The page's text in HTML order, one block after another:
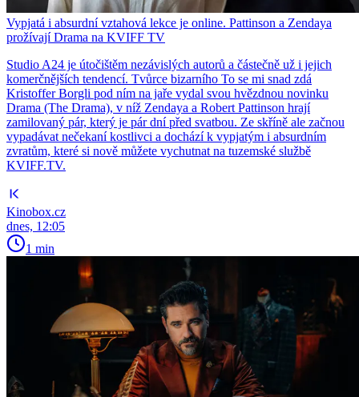
Vypjatá i absurdní vztahová lekce je online. Pattinson a Zendaya
prožívají Drama na KVIFF TV
Studio A24 je útočištěm nezávislých autorů a částečně už i jejich
komerčnějších tendencí. Tvůrce bizarního To se mi snad zdá
Kristoffer Borgli pod ním na jaře vydal svou hvězdnou novinku
Drama (The Drama), v níž Zendaya a Robert Pattinson hrají
zamilovaný pár, který je pár dní před svatbou. Ze skříně ale začnou
vypadávat nečekaní kostlivci a dochází k vypjatým i absurdním
zvratům, které si nově můžete vychutnat na tuzemské službě
KVIFF.TV.
Kinobox.cz
dnes, 12:05
1 min